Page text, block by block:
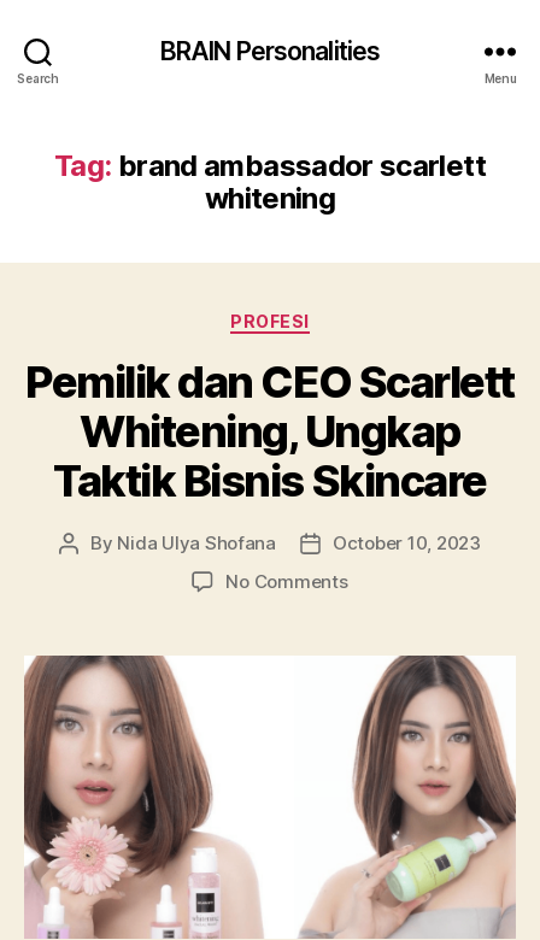
Search
BRAIN Personalities
Menu
Tag: brand ambassador scarlett
whitening
Categories
PROFESI
Pemilik dan CEO Scarlett
Whitening, Ungkap
Taktik Bisnis Skincare
Post
By Nida Ulya Shofana
PostOctober 10, 2023
No Commentson
CEO
Scarlett
Whitening,
Ungkap
Taktik
Bisnis
Skincare